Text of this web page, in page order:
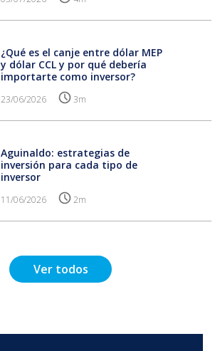
¿Qué es el canje entre dólar MEP
y dólar CCL y por qué debería
importarte como inversor?
23/06/2026 3m
Aguinaldo: estrategias de
inversión para cada tipo de
inversor
11/06/2026 2m
Ver todos